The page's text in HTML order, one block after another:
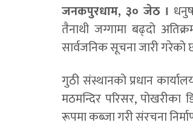
जनकपुरधाम, ३० जेठ ।
तैनाथी जग्गामा बढ्दो
सार्वजनिक सूचना जारी गरेको
गुठी संस्थानको प्रधान
मठमन्दिर परिसर,
रूपमा कब्जा गरी संरचना